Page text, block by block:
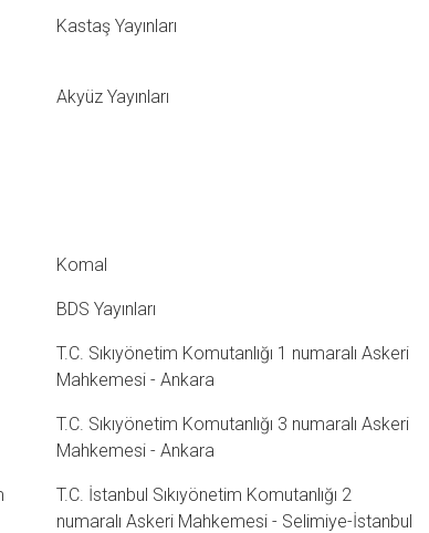
Kastaş Yayınları
Akyüz Yayınları
Komal
BDS Yayınları
T.C. Sıkıyönetim Komutanlığı 1 numaralı Askeri
Mahkemesi - Ankara
T.C. Sıkıyönetim Komutanlığı 3 numaralı Askeri
Mahkemesi - Ankara
T.C. İstanbul Sıkıyönetim Komutanlığı 2
numaralı Askeri Mahkemesi - Selimiye-İstanbul